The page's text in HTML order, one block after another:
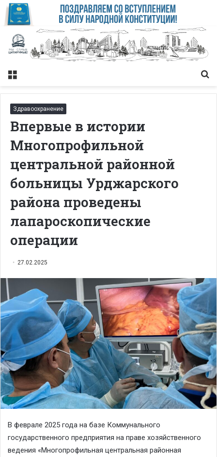
Меню
Здравоохранение
Впервые в истории
Многопрофильной
центральной районной
больницы Урджарского
района проведены
лапароскопические
операции
27.02.2025
В феврале 2025 года на базе Коммунального
государственного предприятия на праве хозяйственного
ведения «Многопрофильная центральная районная